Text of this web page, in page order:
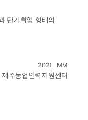
단기취업 형태의
2021. MM
제주농업인력지원센터